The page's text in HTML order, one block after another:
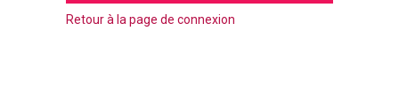
Retour à la page de connexion